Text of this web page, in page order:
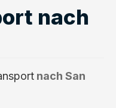
nach
nach San